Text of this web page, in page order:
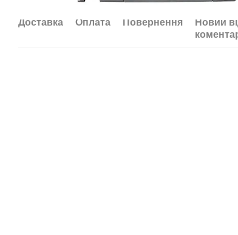
Доставка Оплата Повернення
Новий